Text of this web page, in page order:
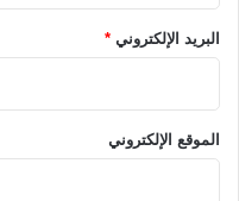
البريد الإلكتروني *
الموقع الإلكتروني